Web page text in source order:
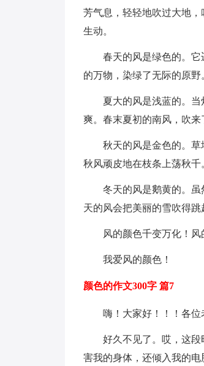
芳气息，轻轻地吹过大地
生动。
春天的风是绿色的。
的万物，染绿了无际的原野
夏大的风是浅蓝的。
爽。春末夏初的南风，吹来
秋天的风是金色的。
秋风顽皮地在枝条上荡秋千
冬天的风是鹅黄的。
天的风会把美丽的雪吹得
风的颜色千变万化！
我爱风的颜色！
颜色的作文300字 篇7
嗨！大家好！！！各位
好久不见了。哎，这
害我的身体，还倾入我的